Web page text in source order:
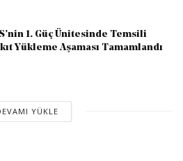
1. Güç Ünitesinde Temsili
Yükleme Aşaması Tamamlandı
YÜKLE